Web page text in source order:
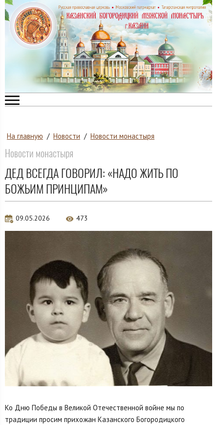
На главную / Новости / Новости монастыря
Новости монастыря
ДЕД ВСЕГДА ГОВОРИЛ: «НАДО ЖИТЬ ПО
БОЖЬИМ ПРИНЦИПАМ»
09.05.2026 473
Ко Дню Победы в Великой Отечественной войне мы по
традиции просим прихожан Казанского Богородицкого